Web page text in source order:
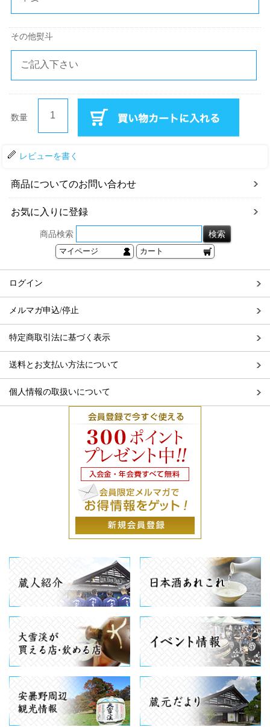
その他熨斗
数量
レビューを書く
商品についてのお問い合わせ
お気に入りに登録
商品検索
マイページ カート
ログイン
メルマガ申込/停止
特定商取引法に基づく表示
送料とお支払い方法について
個人情報の取扱いについて